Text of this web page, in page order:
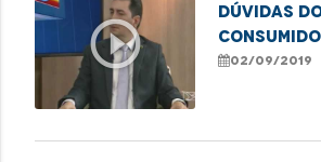
play_circle_outline
dúvidas
consórcio
02/09/2019